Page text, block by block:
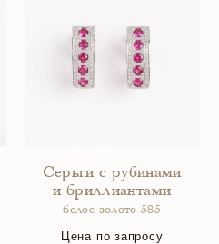
Серьги с рубинами
и бриллиантами
белое золото 585
Цена по запросу